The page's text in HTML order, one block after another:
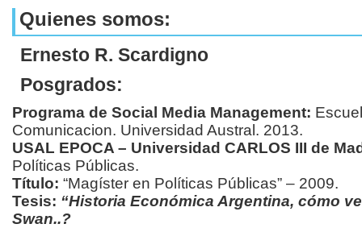
Quienes somos:
Ernesto R. Scardigno
Posgrados:
Programa de Social Media Management:
Comunicacion. Universidad Austral. 2013.
USAL EPOCA – Universidad CARLOS III de
Políticas Públicas.
Título: “Magíster en Políticas Públicas” – 2009.
Tesis: “Historia Económica Argentina, cómo
Swan..?